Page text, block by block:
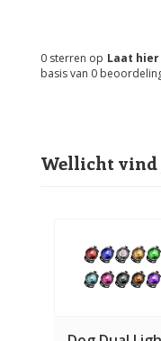
Laat
0 sterren op
basis van 0
Wellicht vind